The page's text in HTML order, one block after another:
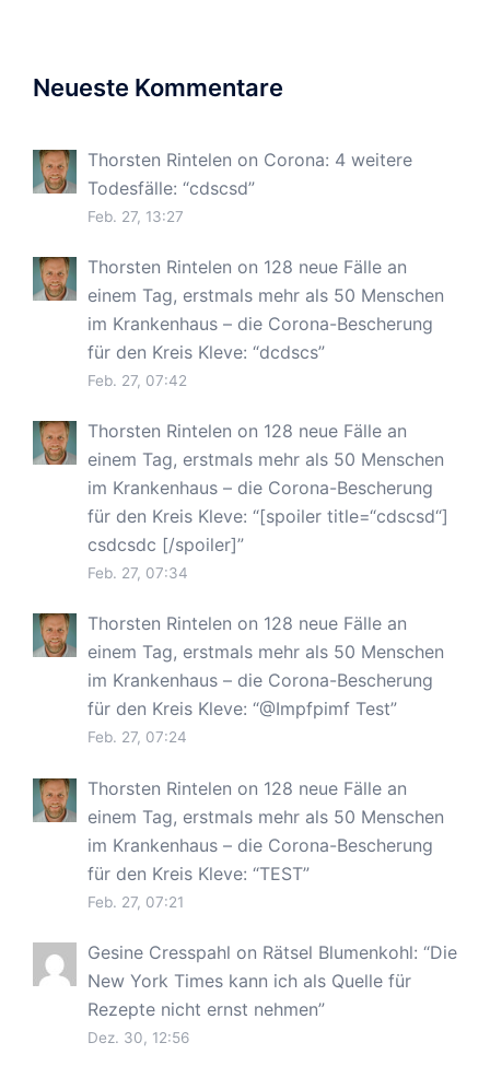
Neueste Kommentare
Thorsten Rintelen on Corona: 4 weitere
Todesfälle: “cdscsd”
Feb. 27, 13:27
Thorsten Rintelen on 128 neue Fälle an
einem Tag, erstmals mehr als 50 Menschen
im Krankenhaus – die Corona-Bescherung
für den Kreis Kleve: “dcdscs”
Feb. 27, 07:42
Thorsten Rintelen on 128 neue Fälle an
einem Tag, erstmals mehr als 50 Menschen
im Krankenhaus – die Corona-Bescherung
für den Kreis Kleve: “[spoiler title=“cdscsd“]
csdcsdc [/spoiler]”
Feb. 27, 07:34
Thorsten Rintelen on 128 neue Fälle an
einem Tag, erstmals mehr als 50 Menschen
im Krankenhaus – die Corona-Bescherung
für den Kreis Kleve: “@Impfpimf Test”
Feb. 27, 07:24
Thorsten Rintelen on 128 neue Fälle an
einem Tag, erstmals mehr als 50 Menschen
im Krankenhaus – die Corona-Bescherung
für den Kreis Kleve: “TEST”
Feb. 27, 07:21
Gesine Cresspahl on Rätsel Blumenkohl: “Die
New York Times kann ich als Quelle für
Rezepte nicht ernst nehmen”
Dez. 30, 12:56